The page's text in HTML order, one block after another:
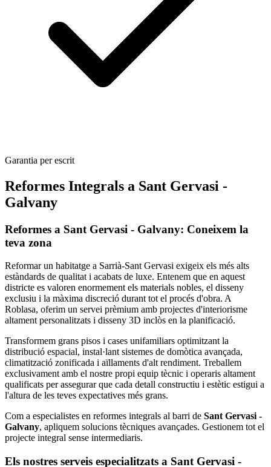
Garantia per escrit
Reformes Integrals a Sant Gervasi -
Galvany
Reformes a Sant Gervasi - Galvany: Coneixem la
teva zona
Reformar un habitatge a Sarrià-Sant Gervasi exigeix els més alts
estàndards de qualitat i acabats de luxe. Entenem que en aquest
districte es valoren enormement els materials nobles, el disseny
exclusiu i la màxima discreció durant tot el procés d'obra. A
Roblasa, oferim un servei prèmium amb projectes d'interiorisme
altament personalitzats i disseny 3D inclòs en la planificació.
Transformem grans pisos i cases unifamiliars optimitzant la
distribució espacial, instal·lant sistemes de domòtica avançada,
climatització zonificada i aïllaments d'alt rendiment. Treballem
exclusivament amb el nostre propi equip tècnic i operaris altament
qualificats per assegurar que cada detall constructiu i estètic estigui a
l'altura de les teves expectatives més grans.
Com a especialistes en reformes integrals al barri de Sant Gervasi -
Galvany, apliquem solucions tècniques avançades. Gestionem tot el
projecte integral sense intermediaris.
Els nostres serveis especialitzats a Sant Gervasi -